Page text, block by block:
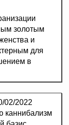
золотым
и
для
в
02/2022
каннибализм